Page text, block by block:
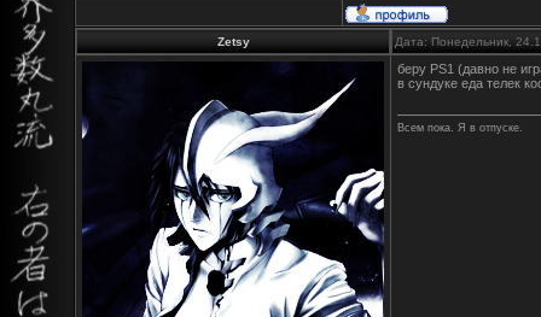
Zetsy Дата: Понедельник,
беру PS1 (давно не
в сундуке еда телек
Всем пока. Я в отпуске.